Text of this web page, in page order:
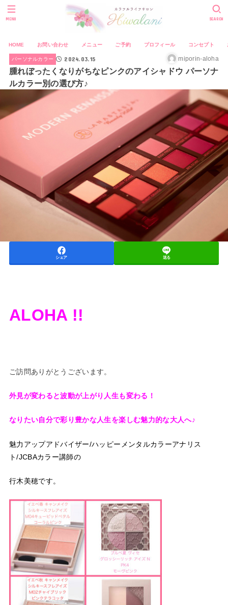
HOME お問い合わせ メニュー ご予約 プロフィール コンセプト
SEARCH
MENU
パーソナルカラー 2024.03.15 miporin-aloha
腫れぼったくなりがちなピンクのアイシャドウ パーソナ
ルカラー別の選び方♪
シェア 送る
ALOHA !!
ご訪問ありがとうございます。
外見が変わると波動が上がり人生も変わる！
なりたい自分で彩り豊かな人生を楽しむ魅力的な大人へ♪
魅力アップアドバイザー/ハッピーメンタルカラーアナリス
ト/JCBAカラー講師の
行木美穂です。